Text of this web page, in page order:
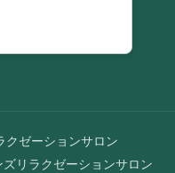
ゼーションサロン
リラクゼーションサロン